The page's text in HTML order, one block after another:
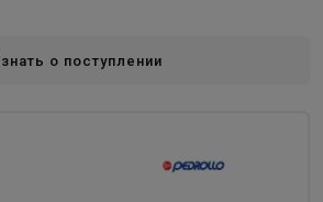
о поступлении